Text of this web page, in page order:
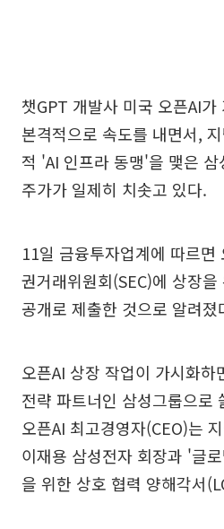
챗GPT 개발사 미국 오픈AI가
본격적으로 속도를 내면서,
적 'AI 인프라 동맹'을 맺은
주가가 일제히 치솟고 있다.
11일 금융투자업계에 따르면
권거래위원회(SEC)에 상장
공개로 제출한 것으로 알려졌
오픈AI 상장 작업이 가시화하
전략 파트너인 삼성그룹으로
오픈AI 최고경영자(CEO)는
이재용 삼성전자 회장과 '글
을 위한 상호 협력 양해각서